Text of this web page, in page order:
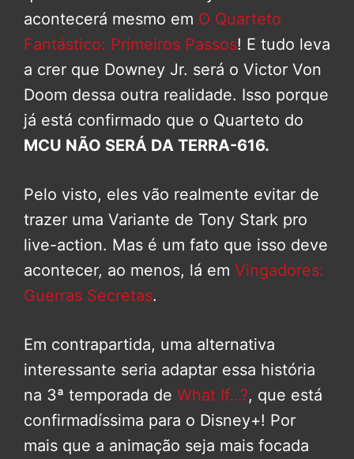
acontecerá mesmo em O Quarteto
Fantástico: Primeiros Passos! E tudo leva
a crer que Downey Jr. será o Victor Von
Doom dessa outra realidade. Isso porque
já está confirmado que o Quarteto do
MCU NÃO SERÁ DA TERRA-616.
Pelo visto, eles vão realmente evitar de
trazer uma Variante de Tony Stark pro
live-action. Mas é um fato que isso deve
acontecer, ao menos, lá em Vingadores:
Guerras Secretas.
Em contrapartida, uma alternativa
interessante seria adaptar essa história
na 3ª temporada de What If…?, que está
confirmadíssima para o Disney+! Por
mais que a animação seja mais focada